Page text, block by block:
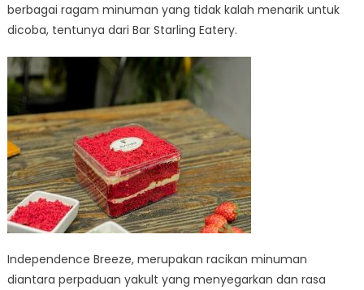
berbagai ragam minuman yang tidak kalah menarik untuk
dicoba, tentunya dari Bar Starling Eatery.
Independence Breeze, merupakan racikan minuman
diantara perpaduan yakult yang menyegarkan dan rasa